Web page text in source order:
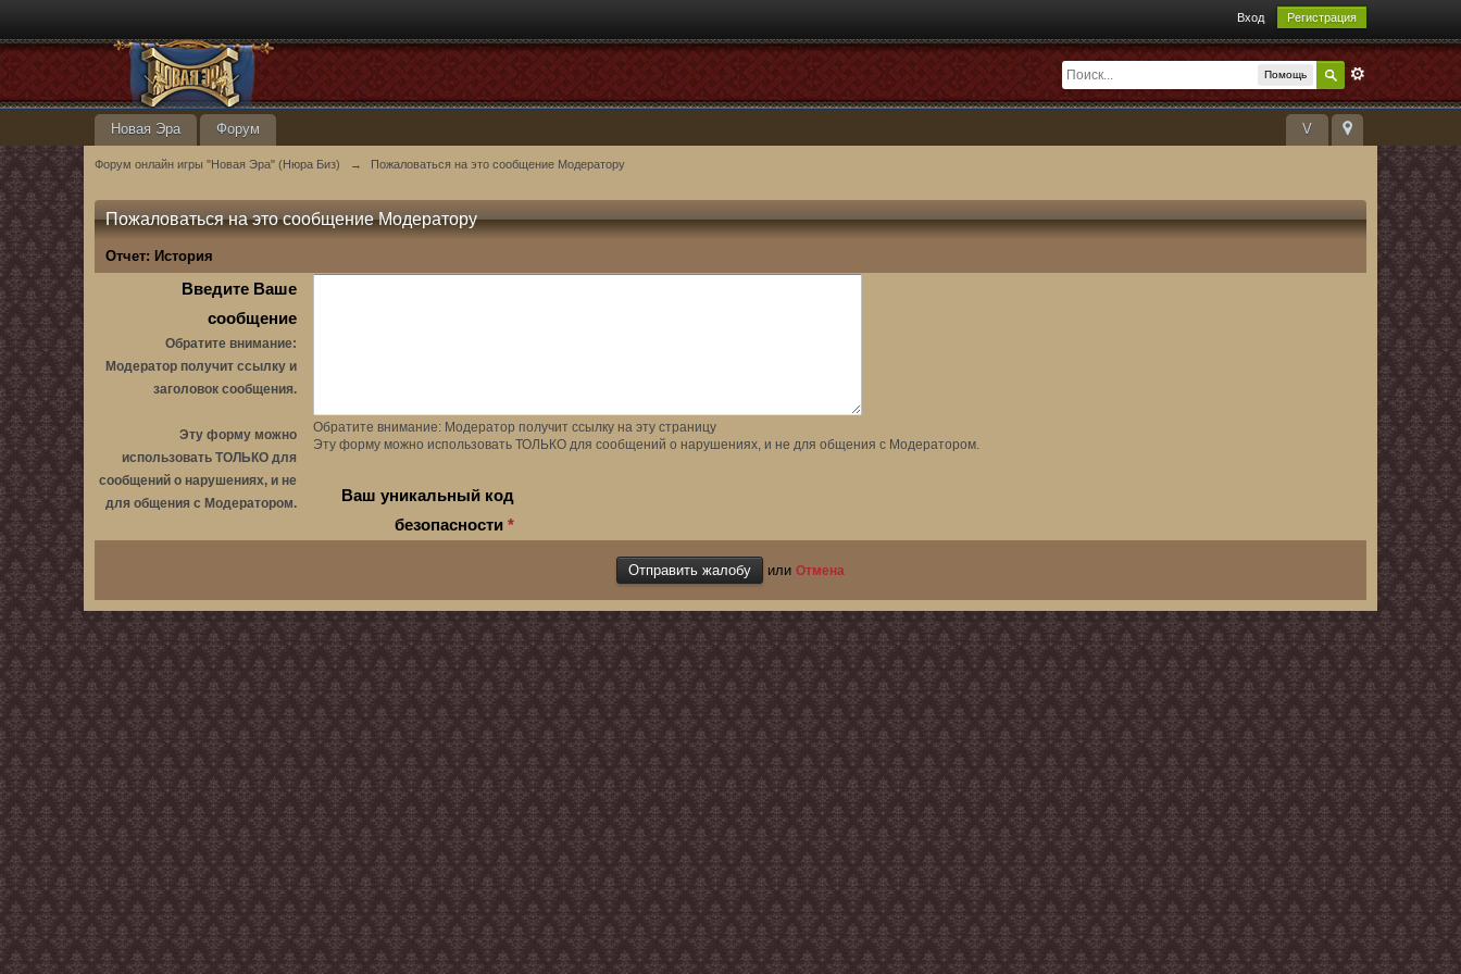
Вход Регистрация
Помощь
V
Новая Эра Форум
Форум онлайн игры "Новая Эра" (Нюра Биз) → Пожаловаться на это сообщение Модератору
Пожаловаться на это сообщение Модератору
Отчет: История
Введите Ваше
сообщение
Обратите внимание:
Модератор получит ссылку и
заголовок сообщения.
Эту форму можно
использовать ТОЛЬКО для
сообщений о нарушениях, и не
для общения с Модератором.
Обратите внимание: Модератор получит ссылку на эту страницу
Эту форму можно использовать ТОЛЬКО для сообщений о нарушениях, и не для общения с Модератором.
Ваш уникальный код
безопасности*
или Отмена